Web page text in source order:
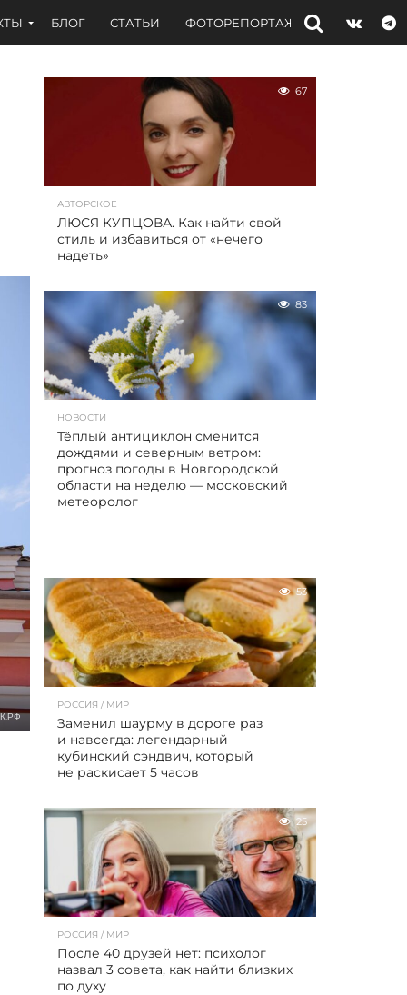
БЛОГ СТАТЬИ ФОТОРЕПОРТАЖИ ИНТЕРВЬЮ
67
АВТОРСКОЕ
ЛЮСЯ КУПЦОВА. Как найти свой
стиль и избавиться от «нечего
надеть»
83
НОВОСТИ
Тёплый антициклон сменится
дождями и северным ветром:
прогноз погоды в Новгородской
области на неделю — московский
метеоролог
53
РОССИЯ / МИР
Заменил шаурму в дороге раз
и навсегда: легендарный
кубинский сэндвич, который
не раскисает 5 часов
25
РОССИЯ / МИР
После 40 друзей нет: психолог
назвал 3 совета, как найти близких
по духу